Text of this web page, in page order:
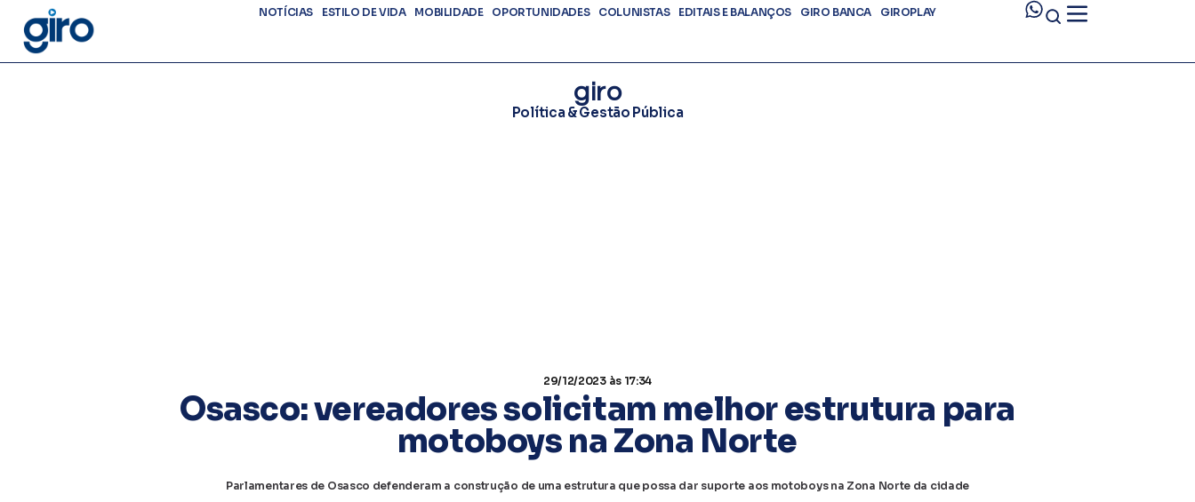
NOTÍCIAS ESTILO DE VIDA MOBILIDADE OPORTUNIDADES COLUNISTAS EDITAIS E BALANÇOS GIRO BANCA GIROPLAY
giro
Política & Gestão Pública
29/12/2023às 17:34
Osasco: vereadores solicitam melhor estrutura para
motoboys na Zona Norte
Parlamentares de Osasco defenderam a construção de uma estrutura que possa dar suporte aos motoboys na Zona Norte da cidade